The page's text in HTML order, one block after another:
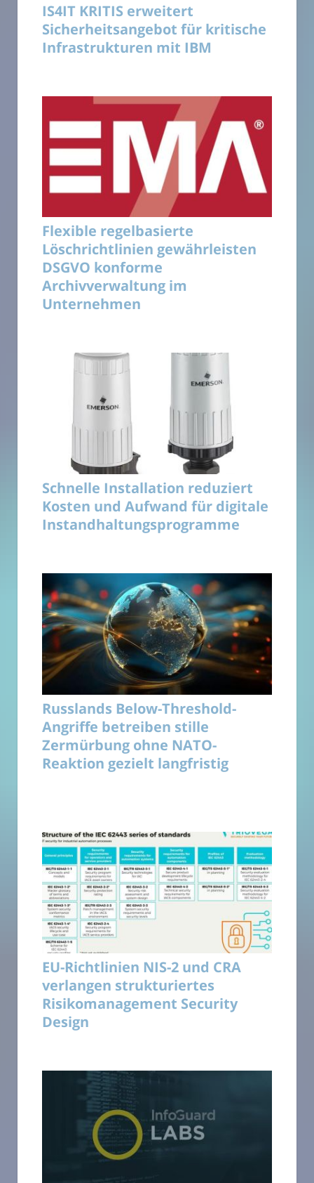
IS4IT KRITIS erweitert
Sicherheitsangebot für kritische
Infrastrukturen mit IBM
Flexible regelbasierte
Löschrichtlinien gewährleisten
DSGVO konforme
Archivverwaltung im
Unternehmen
Schnelle Installation reduziert
Kosten und Aufwand für digitale
Instandhaltungsprogramme
Russlands Below-Threshold-
Angriffe betreiben stille
Zermürbung ohne NATO-
Reaktion gezielt langfristig
EU-Richtlinien NIS-2 und CRA
verlangen strukturiertes
Risikomanagement Security
Design